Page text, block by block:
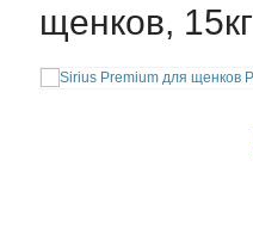
щенков, 15кг